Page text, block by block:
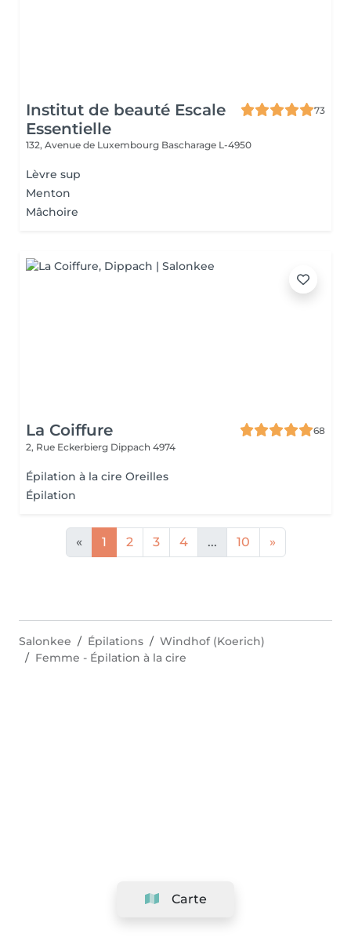
Institut de beauté Escale
Essentielle
73
132, Avenue de Luxembourg Bascharage L-4950
Lèvre sup
Menton
Mâchoire
La Coiffure
68
2, Rue Eckerbierg Dippach 4974
Épilation à la cire Oreilles
Épilation
« 1 2 3 4 ... 10 »
Carte
Salonkee Épilations
Windhof (Koerich)
Femme - Épilation à la cire